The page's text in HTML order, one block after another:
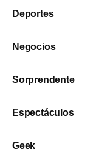
Deportes
Negocios
Sorprendente
Espectáculos
Geek